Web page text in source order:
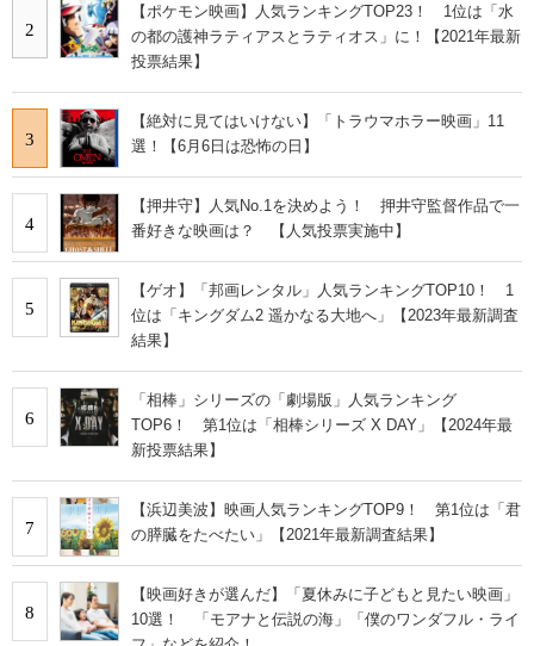
2
【ポケモン映画】人気ランキングTOP23！ 1位は「水
の都の護神ラティアスとラティオス」に！【2021年最新
投票結果】
3
【絶対に見てはいけない】「トラウマホラー映画」11
選！【6月6日は恐怖の日】
4
【押井守】人気No.1を決めよう！ 押井守監督作品で一
番好きな映画は？ 【人気投票実施中】
5
【ゲオ】「邦画レンタル」人気ランキングTOP10！ 1
位は「キングダム2 遥かなる大地へ」【2023年最新調査
結果】
6
「相棒」シリーズの「劇場版」人気ランキング
TOP6！ 第1位は「相棒シリーズ X DAY」【2024年最
新投票結果】
7
【浜辺美波】映画人気ランキングTOP9！ 第1位は「君
の膵臓をたべたい」【2021年最新調査結果】
8
【映画好きが選んだ】「夏休みに子どもと見たい映画」
10選！ 「モアナと伝説の海」「僕のワンダフル・ライ